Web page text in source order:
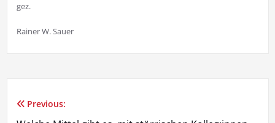
gez.
Rainer W. Sauer
Beitragsnavigation
Previous: